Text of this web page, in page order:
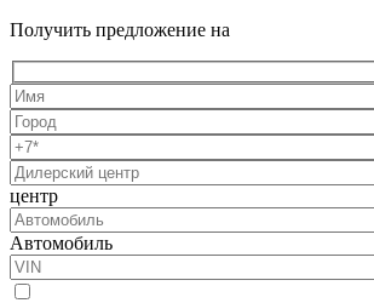
Получить предложение на
центр
Автомобиль